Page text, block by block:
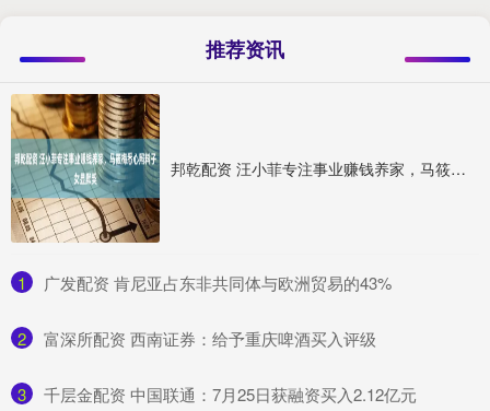
推荐资讯
邦乾配资 汪小菲专注事业赚钱养家，马筱梅悉心照料子女显默契
1 ​广发配资 肯尼亚占东非共同体与欧洲贸易的43%
2 ​富深所配资 西南证券：给予重庆啤酒买入评级
3 ​千层金配资 中国联通：7月25日获融资买入2.12亿元